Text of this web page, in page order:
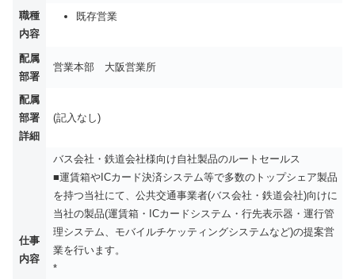
職種
内容
既存営業
配属
部署
営業本部 大阪営業所
配属
部署
詳細
(記入なし)
仕事
内容
バス会社・鉄道会社様向け自社製品のルートセールス
■運賃箱やICカード決済システム等で多数のトップシェア製品
を持つ当社にて、公共交通事業者(バス会社・鉄道会社)向けに
当社の製品(運賃箱・ICカードシステム・行先表示器・運行管
理システム、モバイルチケッティングシステムなど)の提案営
業を行います。
*